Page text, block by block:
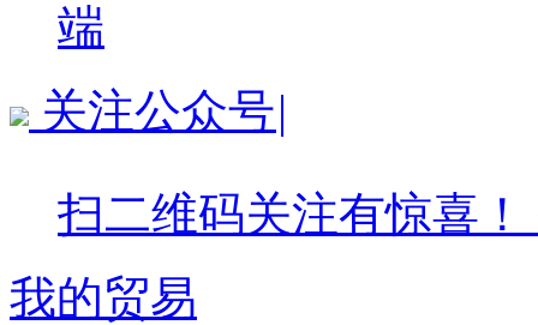
端
关注公众号|
扫二维码关注有惊喜！
我的贸易